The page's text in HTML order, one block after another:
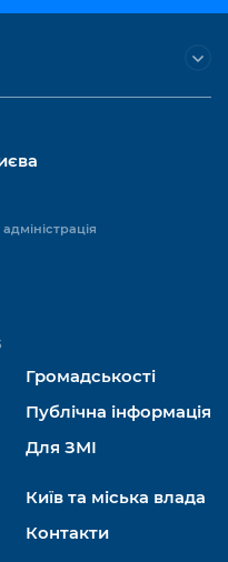
Громадськості
Публічна інформація
Для ЗМІ
Київ та міська влада
Контакти